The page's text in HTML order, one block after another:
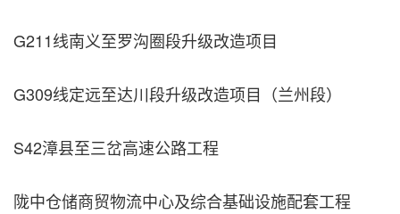
G211线南义至罗沟圈段升级改造项目
G309线定远至达川段升级改造项目（兰州段）
S42漳县至三岔高速公路工程
陇中仓储商贸物流中心及综合基础设施配套工程